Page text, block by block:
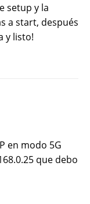
setup y la
a start, después
y listo!
en modo 5G
que debo